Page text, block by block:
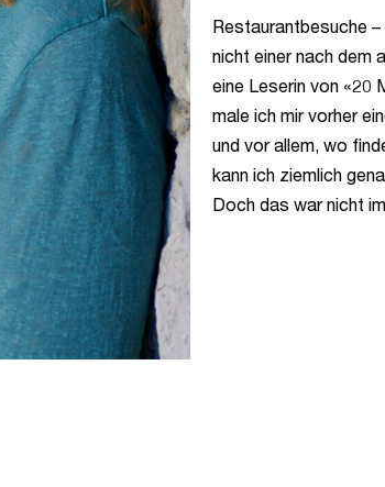
Restaurantbesuche –
nicht einer nach dem
eine Leserin von «20
male ich mir vorher
und vor allem, wo
kann ich ziemlich
Doch das war nicht